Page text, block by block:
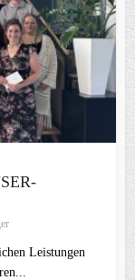
Leistungen